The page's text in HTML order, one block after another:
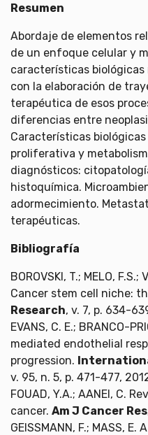
Resumen
Abordaje de elementos
de un enfoque celular y
características
con la elaboración de
terapéutica de esos
diferencias entre
Características
proliferativa y
diagnósticos:
histoquímica.
adormecimiento.
terapéuticas.
Bibliografía
BOROVSKI, T.; MELO, F.S.;
Cancer stem cell niche:
Research, v. 7, p. 634-
EVANS, C. E.; BRANCO-
mediated endothelial
progression.
v. 95, n. 5, p. 471-477,
FOUAD, Y.A.; AANEI, C.
cancer. Am J Cancer Res
GEISSMANN, F.; MASS,